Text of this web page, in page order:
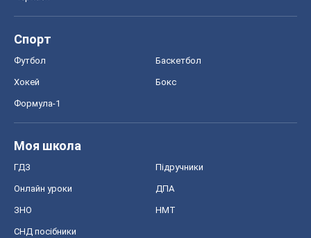
Спорт
Футбол Баскетбол
Хокей Бокс
Формула-1
Моя школа
ГДЗ Підручники
Онлайн уроки ДПА
ЗНО НМТ
СНД посібники